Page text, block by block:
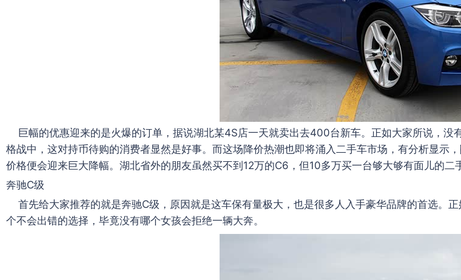
巨幅的优惠迎来的是火爆的订单，据说湖北某4S店一天就卖出去400台新车。正如大家所说，
格战中，这对持币待购的消费者显然是好事。而这场降价热潮也即将涌入二手车市场，有分析显
价格便会迎来巨大降幅。湖北省外的朋友虽然买不到12万的C6，但10多万买一台够大够有面儿的二
奔驰C级
首先给大家推荐的就是奔驰C级，原因就是这车保有量极大，也是很多人入手豪华品牌的首选。
个不会出错的选择，毕竟没有哪个女孩会拒绝一辆大奔。